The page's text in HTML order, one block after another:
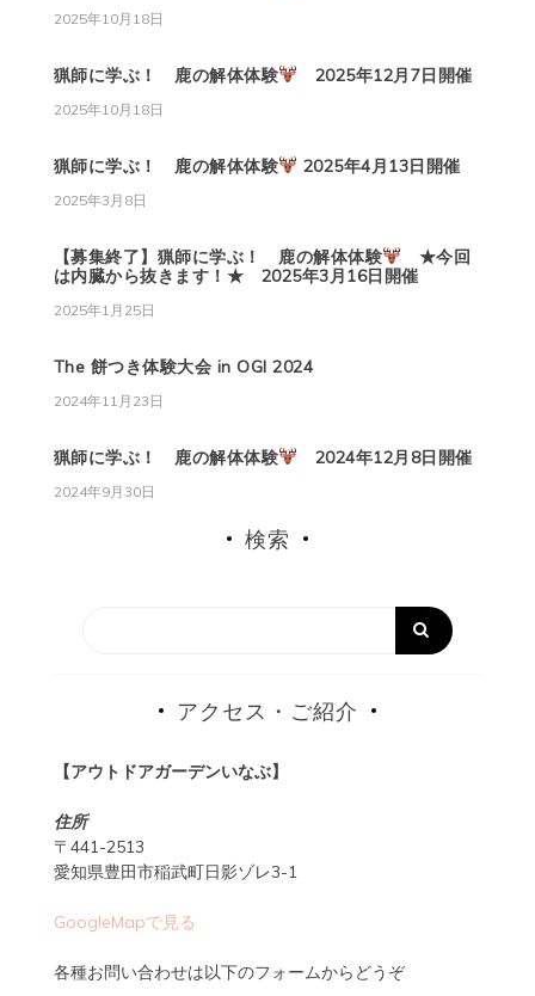
2025年10月18日
猟師に学ぶ！ 鹿の解体体験 2025年12月7日開催
2025年10月18日
猟師に学ぶ！ 鹿の解体体験 2025年4月13日開催
2025年3月8日
【募集終了】猟師に学ぶ！ 鹿の解体体験
★今回
は内臓から抜きます！★ 2025年3月16日開催
2025年1月25日
The 餅つき体験大会 in OGI 2024
2024年11月23日
猟師に学ぶ！ 鹿の解体体験 2024年12月8日開催
2024年9月30日
検索
アクセス・ご紹介
【アウトドアガーデンいなぶ】
住所
〒441-2513
愛知県豊田市稲武町日影ゾレ3-1
GoogleMapで見る
各種お問い合わせは以下のフォームからどうぞ